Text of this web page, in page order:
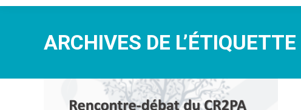
ARCHIVES DE L’ÉTIQUETTE